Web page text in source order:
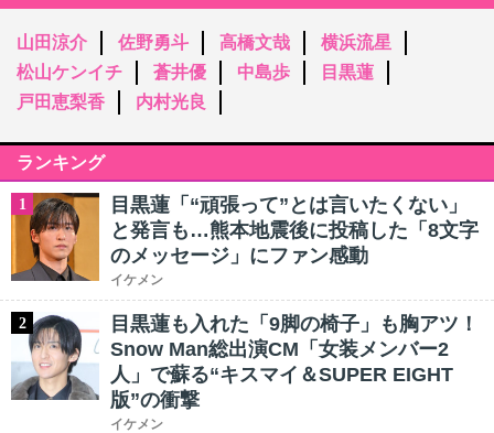
山田涼介 佐野勇斗 高橋文哉
横浜流星
松山ケンイチ
蒼井優 中島歩
目黒蓮
戸田恵梨香
内村光良
ランキング
1
目黒蓮「“頑張って”とは言いたくない」
と発言も…熊本地震後に投稿した「8文字
のメッセージ」にファン感動
イケメン
2
目黒蓮も入れた「9脚の椅子」も胸アツ！
Snow Man総出演CM「女装メンバー2
人」で蘇る“キスマイ＆SUPER EIGHT
版”の衝撃
イケメン